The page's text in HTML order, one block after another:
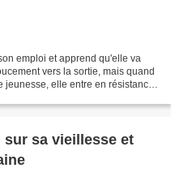
emploi et apprend qu'elle va
vers la sortie, mais quand
jeunesse, elle entre en résistance,
sa vieillesse et